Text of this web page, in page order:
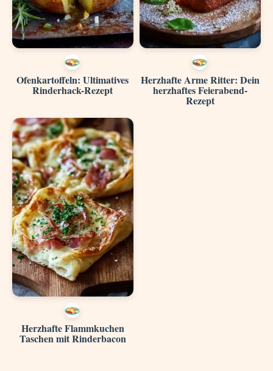
Ofenkartoffeln: Ultimatives
Rinderhack-Rezept
Herzhafte Arme Ritter: Dein
herzhaftes Feierabend-
Rezept
Herzhafte Flammkuchen
Taschen mit Rinderbacon